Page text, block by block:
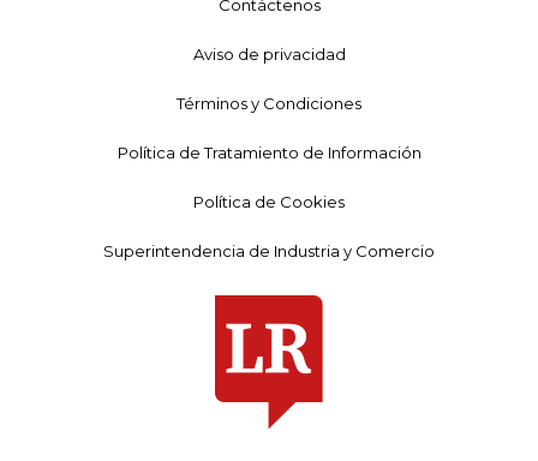
Contáctenos
Aviso de privacidad
Términos y Condiciones
Política de Tratamiento de Información
Política de Cookies
Superintendencia de Industria y Comercio